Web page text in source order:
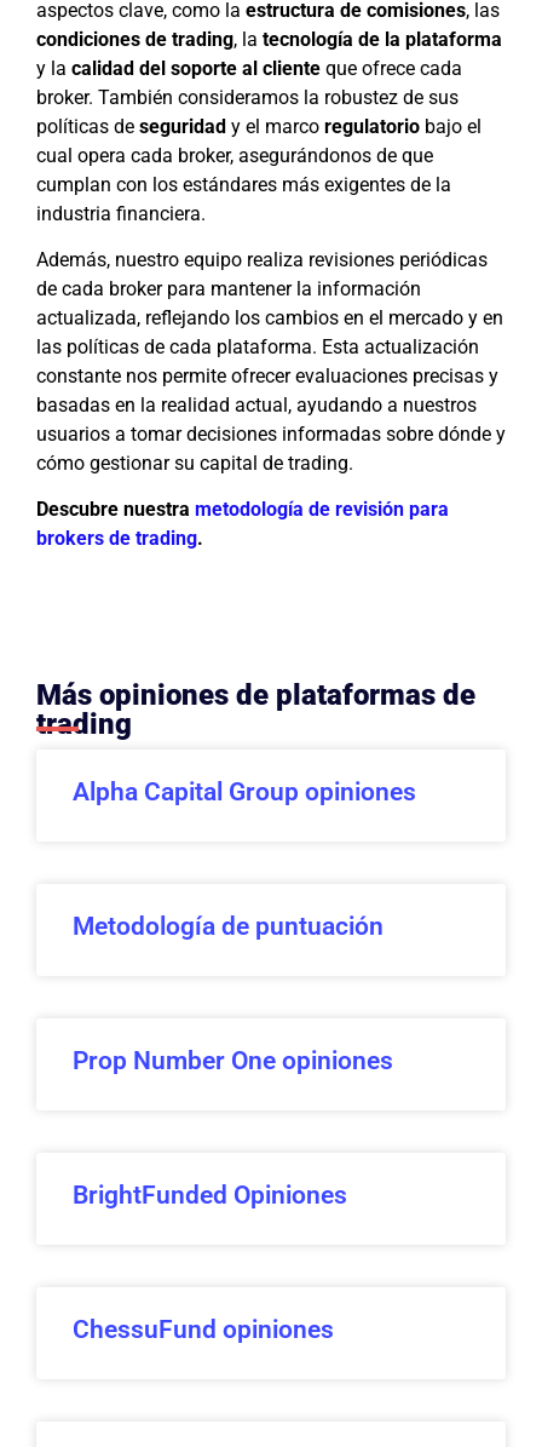
aspectos clave, como la estructura de comisiones, las
condiciones de trading, la tecnología de la plataforma
y la calidad del soporte al cliente que ofrece cada
broker. También consideramos la robustez de sus
políticas de seguridad y el marco regulatorio bajo el
cual opera cada broker, asegurándonos de que
cumplan con los estándares más exigentes de la
industria financiera.
Además, nuestro equipo realiza revisiones periódicas
de cada broker para mantener la información
actualizada, reflejando los cambios en el mercado y en
las políticas de cada plataforma. Esta actualización
constante nos permite ofrecer evaluaciones precisas y
basadas en la realidad actual, ayudando a nuestros
usuarios a tomar decisiones informadas sobre dónde y
cómo gestionar su capital de trading.
Descubre nuestra metodología de revisión para
brokers de trading.
Más opiniones de plataformas de
trading
Alpha Capital Group opiniones
Metodología de puntuación
Prop Number One opiniones
BrightFunded Opiniones
ChessuFund opiniones